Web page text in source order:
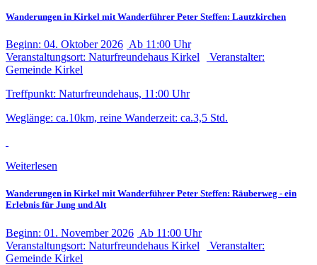
Wanderungen in Kirkel mit Wanderführer Peter Steffen: Lautzkirchen
Beginn: 04. Oktober 2026 Ab 11:00 Uhr
Veranstaltungsort: Naturfreundehaus Kirkel
Veranstalter:
Gemeinde Kirkel
Treffpunkt: Naturfreundehaus, 11:00 Uhr
Weglänge: ca.10km, reine Wanderzeit: ca.3,5 Std.
Weiterlesen
Wanderungen in Kirkel mit Wanderführer Peter Steffen: Räuberweg - ein
Erlebnis für Jung und Alt
Beginn: 01. November 2026 Ab 11:00 Uhr
Veranstaltungsort: Naturfreundehaus Kirkel
Veranstalter:
Gemeinde Kirkel